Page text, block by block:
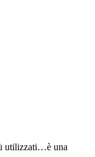
utilizzati…è una